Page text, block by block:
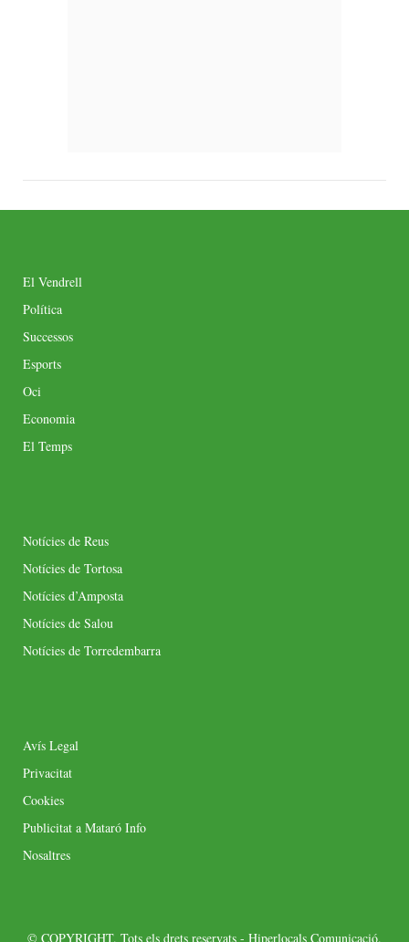
El Vendrell
Política
Successos
Esports
Oci
Economia
El Temps
Notícies de Reus
Notícies de Tortosa
Notícies d’Amposta
Notícies de Salou
Notícies de Torredembarra
Avís Legal
Privacitat
Cookies
Publicitat a Mataró Info
Nosaltres
© COPYRIGHT. Tots els drets reservats - Hiperlocals Comunicació.